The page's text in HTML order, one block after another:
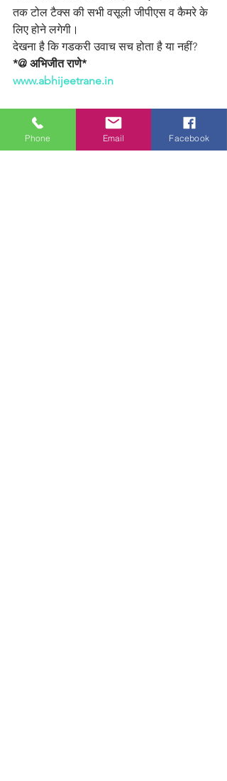
तक टोल टैक्स की सभी वसूली जीपीएस व कैमरे के
लिए होने लगेगी।
देखना है कि गडकरी उवाच सच होता है या नहीं?
*@ अभिजीत राणे*
www.abhijeetrane.in
Phone Email Facebook